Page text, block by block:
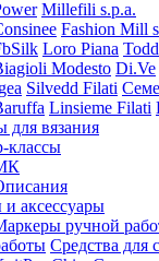
Millefili s.p.a.
Fashion Mill
Loro Piana
Modesto Di.Ve
Silvedd Filati
Linsieme Filati
для вязания
классы
аксессуары
ручной
Средства для